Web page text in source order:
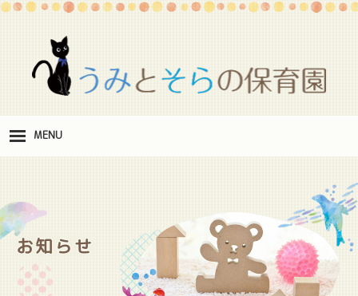
MENU
職
施 設紹介
お知らせ